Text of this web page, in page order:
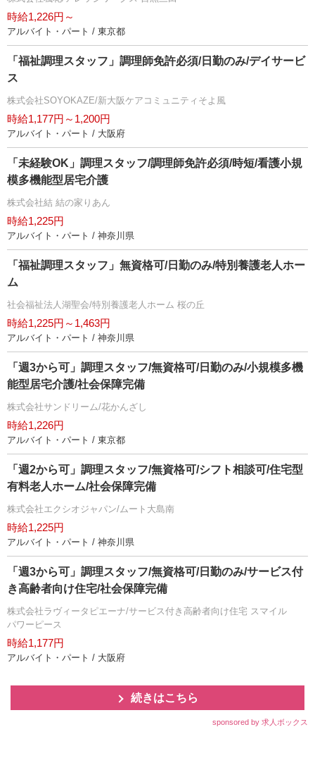
時給1,226円～
アルバイト・パート / 東京都
「福祉調理スタッフ」調理師免許必須/日勤のみ/デイサービ
ス
株式会社SOYOKAZE/新大阪ケアコミュニティそよ風
時給1,177円～1,200円
アルバイト・パート / 大阪府
「未経験OK」調理スタッフ/調理師免許必須/時短/看護小規
模多機能型居宅介護
株式会社結 結の家りあん
時給1,225円
アルバイト・パート / 神奈川県
「福祉調理スタッフ」無資格可/日勤のみ/特別養護老人ホー
ム
社会福祉法人湖聖会/特別養護老人ホーム 桜の丘
時給1,225円～1,463円
アルバイト・パート / 神奈川県
「週3から可」調理スタッフ/無資格可/日勤のみ/小規模多機
能型居宅介護/社会保障完備
株式会社サンドリーム/花かんざし
時給1,226円
アルバイト・パート / 東京都
「週2から可」調理スタッフ/無資格可/シフト相談可/住宅型
有料老人ホーム/社会保障完備
株式会社エクシオジャパン/ムート大島南
時給1,225円
アルバイト・パート / 神奈川県
「週3から可」調理スタッフ/無資格可/日勤のみ/サービス付
き高齢者向け住宅/社会保障完備
株式会社ラヴィータピエーナ/サービス付き高齢者向け住宅 スマイル
パワーピース
時給1,177円
アルバイト・パート / 大阪府
続きはこちら
sponsored by 求人ボックス